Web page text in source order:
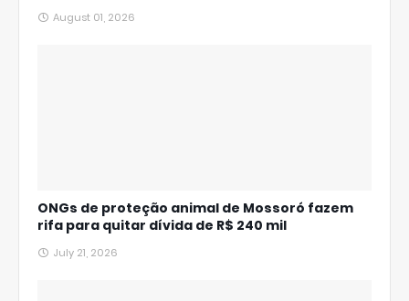
August 01, 2026
ONGs de proteção animal de Mossoró fazem
rifa para quitar dívida de R$ 240 mil
July 21, 2026